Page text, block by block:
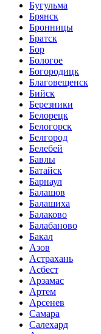
Бугульма
Брянск
Бронницы
Братск
Бор
Бологое
Богородицк
Благовещенск
Бийск
Березники
Белорецк
Белогорск
Белгород
Белебей
Бавлы
Батайск
Барнаул
Балашов
Балашиха
Балаково
Балабаново
Бакал
Азов
Астрахань
Асбест
Арзамас
Артем
Арсенев
Самара
Салехард